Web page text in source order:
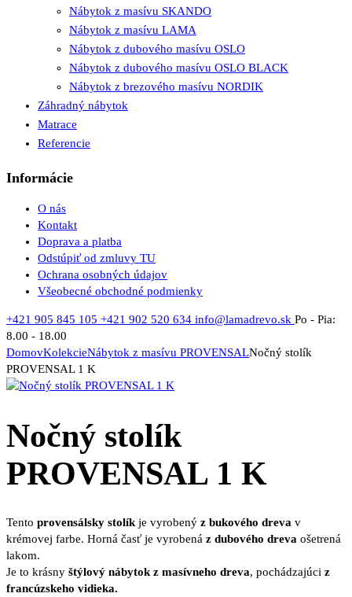
Nábytok z masívu SKANDO
Nábytok z masívu LAMA
Nábytok z dubového masívu OSLO
Nábytok z dubového masívu OSLO BLACK
Nábytok z brezového masívu NORDIK
Záhradný nábytok
Matrace
Referencie
Informácie
O nás
Kontakt
Doprava a platba
Odstúpiť od zmluvy TU
Ochrana osobných údajov
Všeobecné obchodné podmienky
+421 905 845 105 +421 902 520 634 info@lamadrevo.sk Po - Pia:
8.00 - 18.00
DomovKolekcieNábytok z masívu PROVENSALNočný stolík
PROVENSAL 1 K
Nočný stolík
PROVENSAL 1 K
Tento provensálsky stolík je vyrobený z bukového dreva v
krémovej farbe. Horná časť je vyrobená z dubového dreva ošetrená
lakom.
Je to krásny štýlový nábytok z masívneho dreva, pochádzajúci z
francúzskeho vidieka.